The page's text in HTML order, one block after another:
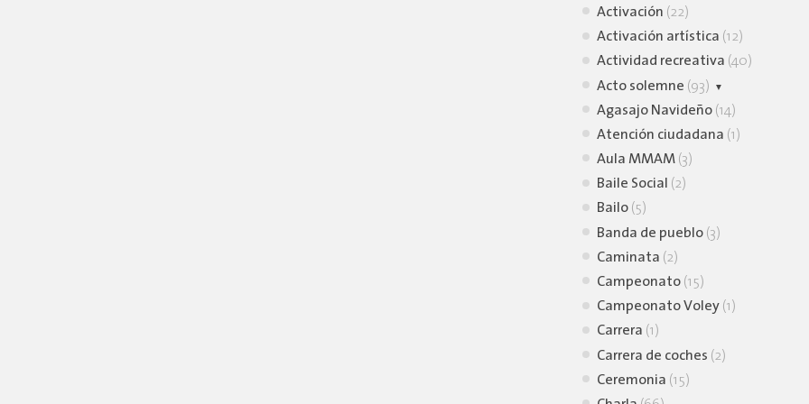
Activación (22)
Activación artística (12)
Actividad recreativa (40)
Acto solemne (93)
Homenaje(12)
Inauguración(73)
Agasajo Navideño (14)
Atención ciudadana (1)
Aula MMAM (3)
Baile Social (2)
Bailo (5)
Banda de pueblo (3)
Caminata (2)
Campeonato (15)
Campeonato Voley (1)
Carrera (1)
Carrera de coches (2)
Ceremonia (15)